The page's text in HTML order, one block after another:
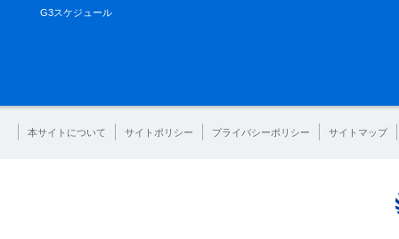
G3スケジュール
本サイトについて サイトポリシー プライバシーポリシー サイトマップ